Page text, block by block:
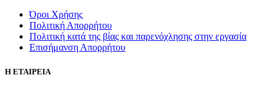
Όροι Χρήσης
Πολιτική Απορρήτου
Πολιτική κατά της βίας και παρενόχλησης στην εργασία
Επισήμανση Απορρήτου
Η ΕΤΑΙΡΕΙΑ